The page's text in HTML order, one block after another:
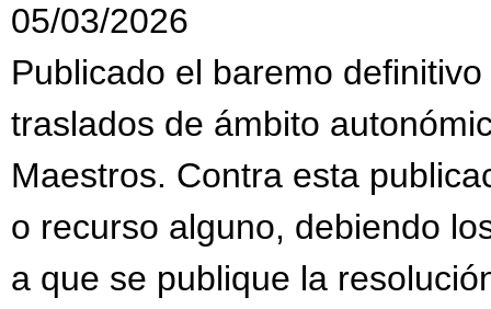
05/03/2026
Publicado el baremo
traslados de ámbito
Maestros. Contra esta
o recurso alguno, debiendo
a que se publique la